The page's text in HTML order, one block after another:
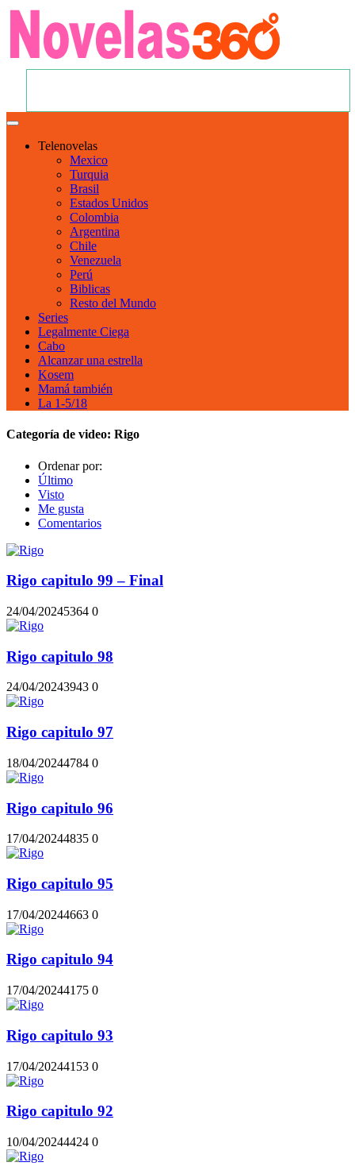
Telenovelas
Mexico
Turquia
Brasil
Estados Unidos
Colombia
Argentina
Chile
Venezuela
Perú
Biblicas
Resto del Mundo
Series
Legalmente Ciega
Cabo
Alcanzar una estrella
Kosem
Mamá también
La 1-5/18
Categoría de video: Rigo
Ordenar por:
Último
Visto
Me gusta
Comentarios
Rigo capitulo 99 – Final
24/04/20245364 0
Rigo capitulo 98
24/04/20243943 0
Rigo capitulo 97
18/04/20244784 0
Rigo capitulo 96
17/04/20244835 0
Rigo capitulo 95
17/04/20244663 0
Rigo capitulo 94
17/04/20244175 0
Rigo capitulo 93
17/04/20244153 0
Rigo capitulo 92
10/04/20244424 0